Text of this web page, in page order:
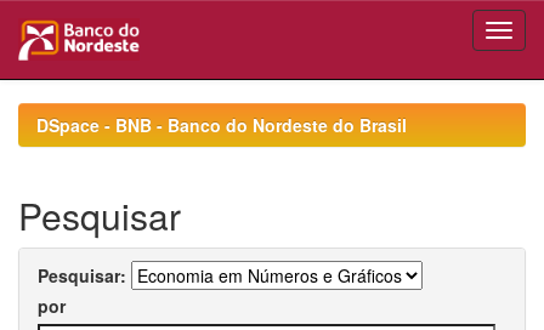
navigationDSpace - BNB - Banco do Nordeste do Brasil
Pesquisar
Pesquisar:
por